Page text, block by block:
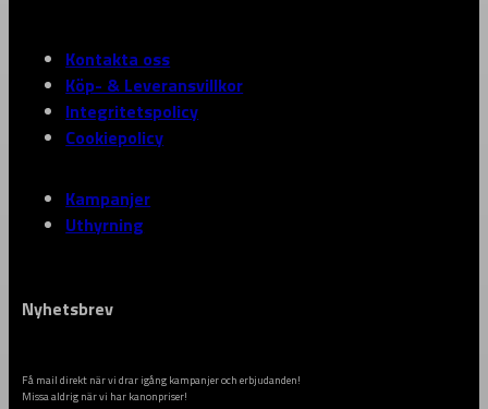
Kontakta oss
Köp- & Leveransvillkor
Integritetspolicy
Cookiepolicy
Kampanjer
Uthyrning
Nyhetsbrev
Få mail direkt när vi drar igång kampanjer och erbjudanden!
Missa aldrig när vi har kanonpriser!